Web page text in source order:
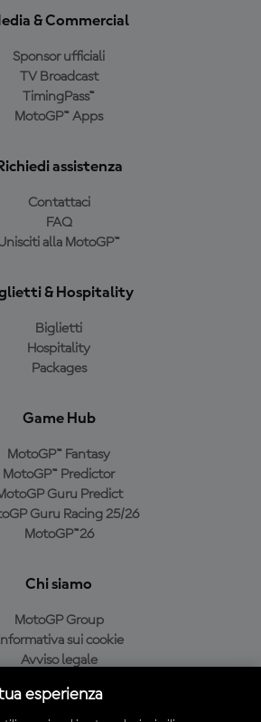
& Commercial
Sponsor ufficiali
TV Broadcast
TimingPass™
MotoGP™ Apps
assistenza
Contattaci
FAQ
alla MotoGP™
& Hospitality
Biglietti
Hospitality
Packages
Game Hub
MotoGP™ Fantasy
MotoGP™ Predictor
Guru Predict
Guru Racing 25/26
MotoGP™26
Chi siamo
MotoGP Group
sui cookie
Avviso legale
Condizioni di acquisto
esperienza